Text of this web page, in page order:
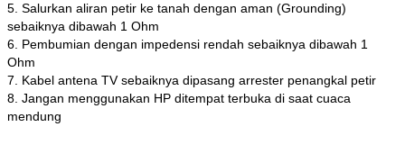
5. Salurkan aliran petir ke tanah dengan aman (Grounding)
sebaiknya dibawah 1 Ohm
6. Pembumian dengan impedensi rendah sebaiknya dibawah 1
Ohm
7. Kabel antena TV sebaiknya dipasang arrester penangkal petir
8. Jangan menggunakan HP ditempat terbuka di saat cuaca
mendung